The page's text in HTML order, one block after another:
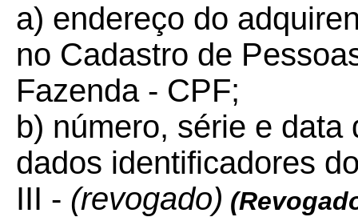
a) endereço do
no Cadastro de
Fazenda - CPF;
b) número, série e
dados identificadores
III - (revogado)